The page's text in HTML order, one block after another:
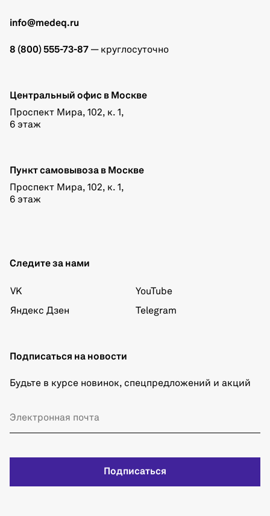
info@medeq.ru
8 (800) 555-73-87 — круглосуточно
Центральный офис в Москве
Проспект Мира, 102, к. 1,
6 этаж
Пункт самовывоза в Москве
Проспект Мира, 102, к. 1,
6 этаж
Следите за нами
VK
Яндекс Дзен
YouTube
Telegram
Подписаться на новости
Будьте в курсе новинок, спецпредложений и акций
Подписаться